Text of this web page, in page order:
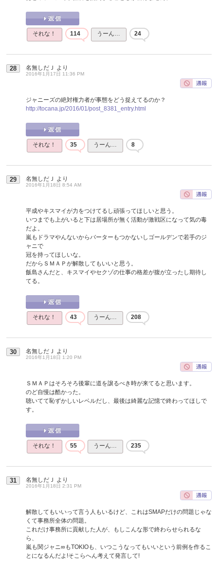
それな！ 114 うーん… 24
28 名無しだＪ より
2016年1月17日 11:36 PM
ジャニーズの絶対権力者が事態をどう捉えてるのか？
http://tocana.jp/2016/01/post_8381_entry.html
それな！ 35 うーん… 8
29 名無しだＪ より
2016年1月18日 8:54 AM
平成やキスマイが力をつけてるし頑張ってほしいと思う。
いつまでも上がいると下は居場所が無く活動が激戦区になって気の毒
だよ。
嵐もドラマやんないからバーターもつかないしゴールデンで若手のジ
ャニで
冠を持ってほしいな。
だからＳＭＡＰが解散してもいいと思う。
飯島さんだと、キスマイやセクゾの仕事の格差が腹が立ったし期待し
てる。
それな！ 43 うーん… 208
30 名無しだＪ より
2016年1月18日 1:20 PM
ＳＭＡＰはそろそろ後輩に道を譲るべき時が来てると思います。
のど自慢は酷かった。
聴いてて恥ずかしいレベルだし、最後は綺麗な記憶で終わってほしで
す。
それな！ 55 うーん… 235
31 名無しだＪ より
2016年1月18日 2:31 PM
解散してもいいって言う人もいるけど、これはSMAPだけの問題じゃな
くて事務所全体の問題。
これだけ事務所に貢献した人が、もしこんな形で終わらせられるな
ら、
嵐も関ジャニ∞もTOKIOも、いつこうなってもいいという前例を作るこ
とになるんだよ!そこらへん考えて発言して!